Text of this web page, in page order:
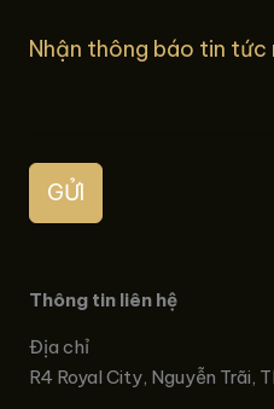
Nhận thông báo tin tức
GỬI
Thông tin liên hệ
Địa chỉ
R4 Royal City, Nguyễn Trãi,